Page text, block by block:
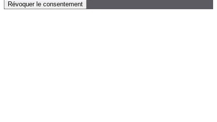
Révoquer le consentement